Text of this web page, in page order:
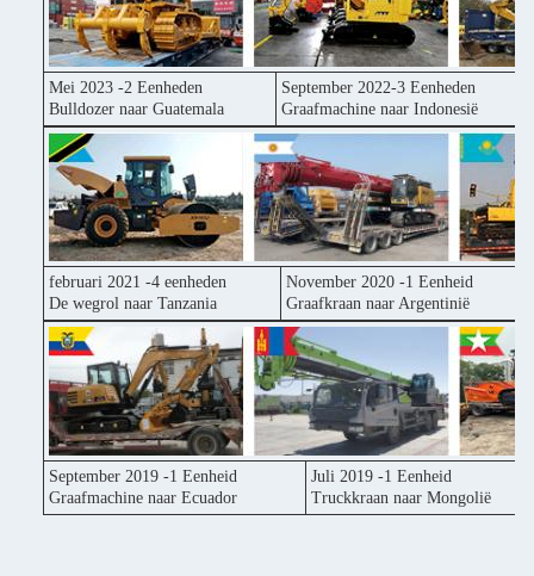
Mei 2023 -2 Eenheden
Bulldozer naar Guatemala
September 2022-3 Eenheden
Graafmachine naar Indonesië
februari 2021 -4 eenheden
De wegrol naar Tanzania
November 2020 -1 Eenheid
Graafkraan naar Argentinië
September 2019 -1 Eenheid
Graafmachine naar Ecuador
Juli 2019 -1 Eenheid
Truckkraan naar Mongolië